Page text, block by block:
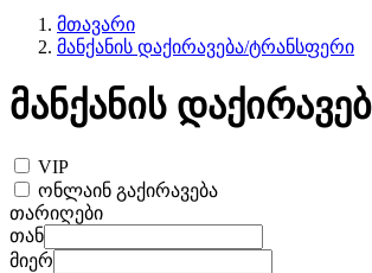
მთავარი
მანქანის დაქირავება/ტრანსფერი
მანქანის
VIP
ონლაინ გაქირავება
თარიღები
თან
მიერ